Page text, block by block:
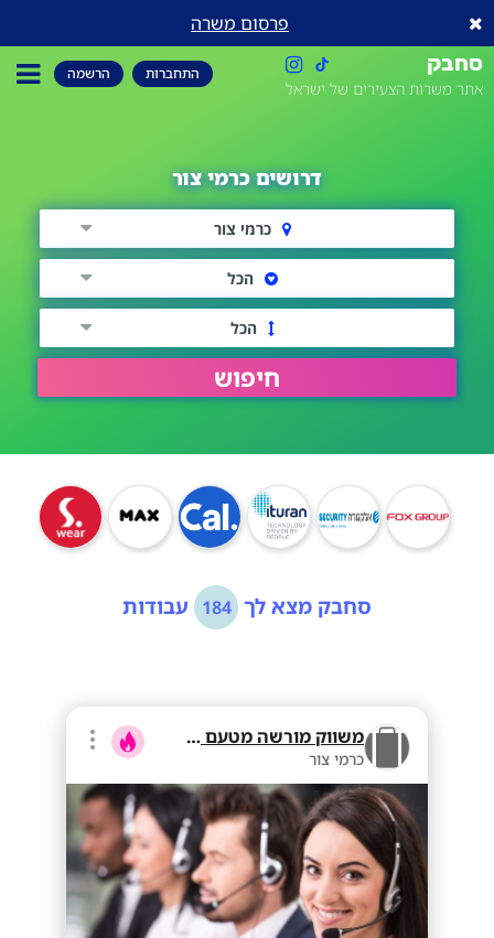
פרסום משרה
סחבק
אתר משרות הצעירים של ישראל
התחברות הרשמה
דרושים כרמי צור
כרמי צור
הכל
הכל
חיפוש
סחבק מצא לך 184 עבודות
משווק מורשה מטעם בזק
כרמי צור